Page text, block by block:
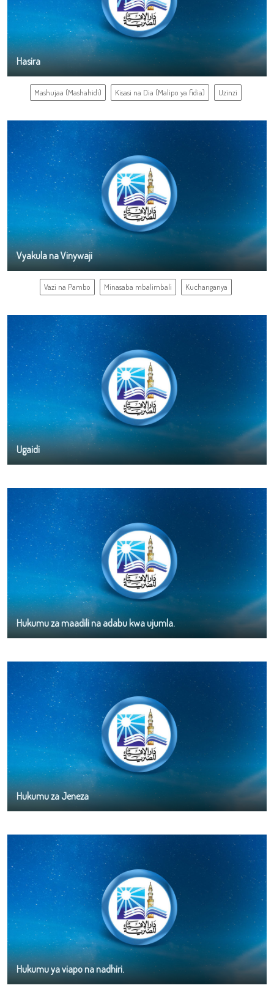
Hasira
Mashujaa (Mashahidi) Kisasi na Dia (Malipo ya fidia) Uzinzi
Vyakula na Vinywaji
Vazi na Pambo Minasaba mbalimbali Kuchanganya
Ugaidi
Hukumu za maadili na adabu kwa ujumla.
Hukumu za Jeneza
Hukumu ya viapo na nadhiri.